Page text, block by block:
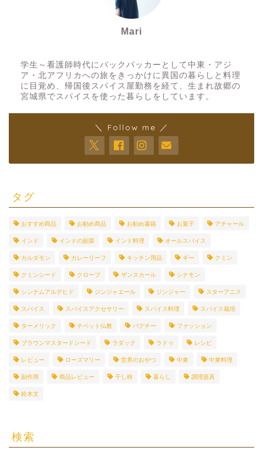
Mari
学生～看護師時代にバックパッカーとして中東・アジ
ア・北アフリカへの旅をきっかけに異国の暮らしと料理
に目覚め、帰国後スパイス屋勤務を経て、生まれ故郷の
宮城県でスパイスを使った暮らしをしています。
＼ Follow me ／
タグ
おすすめ商品 お勧め商品 お勧め書籍 お菓子 アチャール
インド インドの副菜 インド料理 オールスパイス
カルダモン カレーリーフ キッチン用品 ギー クミン
クミンシード クローブ ザンスカール シナモン
シンナムアルデヒド ジンジャエール ジンジャー スターアニス
スパイス スパイスアクセサリー スパイス料理 スパイス栽培
ターメリック チベット仏教 パクチー ファッション
ブラウンマスタードシード ラダック ラドゥ レシピ
レビュー ローズマリー 世界のおやつ 中東 中東料理
副作用 商品レビュー 干し柿 暮らし 調理器具
鈴木文
検索